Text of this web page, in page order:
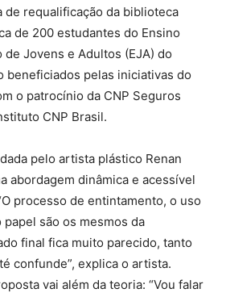
de requalificação da biblioteca
de 200 estudantes do Ensino
de Jovens e Adultos (EJA) do
beneficiados pelas iniciativas do
o patrocínio da CNP Seguros
CNP Brasil.
pelo artista plástico Renan
abordagem dinâmica e acessível
processo de entintamento, o uso
são os mesmos da
final fica muito parecido, tanto
confunde”, explica o artista.
vai além da teoria: “Vou falar